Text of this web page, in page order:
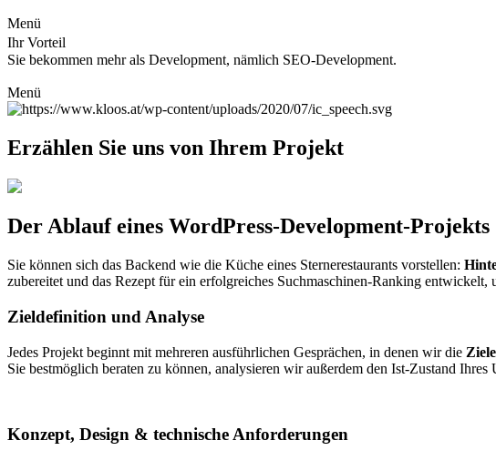
Menü
Ihr Vorteil
Sie bekommen mehr als Development, nämlich SEO-Development.
Menü
Erzählen Sie uns von Ihrem Projekt
Der Ablauf eines WordPress-Development-Projekts
Sie können sich das Backend wie die Küche eines Sternerestaurants vorstellen:
zubereitet und das Rezept für ein erfolgreiches Suchmaschinen-Ranking
Zieldefinition und Analyse
Jedes Projekt beginnt mit mehreren ausführlichen Gesprächen, in denen wir die
Sie bestmöglich beraten zu können, analysieren wir außerdem den Ist-Zustand
Konzept, Design & technische Anforderungen